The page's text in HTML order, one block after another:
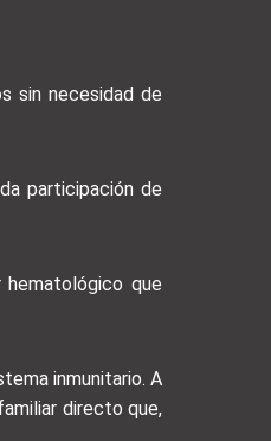
sin necesidad de
participación de
que
inmunitario. A
directo que,